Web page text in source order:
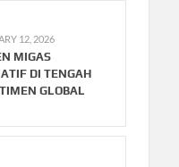
12, 2026
MIGAS
DI TENGAH
GLOBAL